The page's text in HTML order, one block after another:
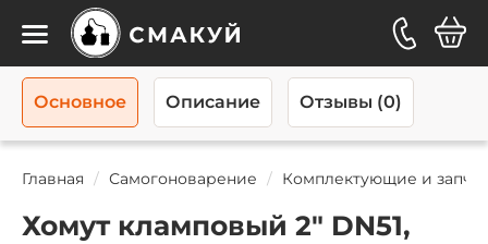
Каталог
Главная Самогоноварение Комплектующие и
Хомут кламповый 2" DN51,
Основное Описание Отзывы (0)